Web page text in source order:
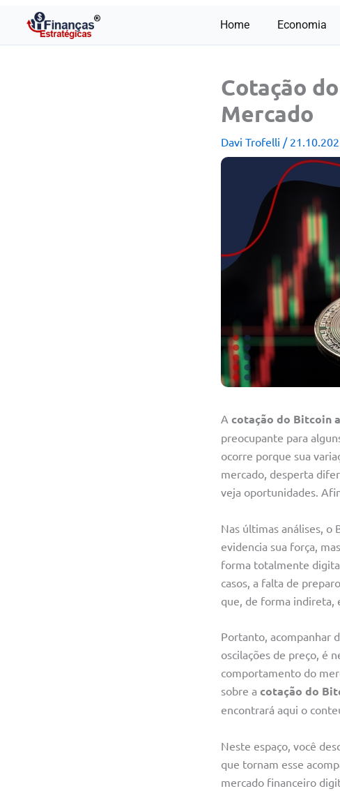
Home Economia
Cotação
Mercado
Davi Trofelli /
A cotação do Bitcoin
preocupante para
ocorre porque sua
mercado, desperta
veja oportunidades.
Nas últimas análises, o
evidencia sua força,
forma totalmente
casos, a falta de
que, de forma indireta,
Portanto, acompanhar
oscilações de preço, é
comportamento do
sobre a cotação do
encontrará aqui o
Neste espaço, você
que tornam esse
mercado financeiro